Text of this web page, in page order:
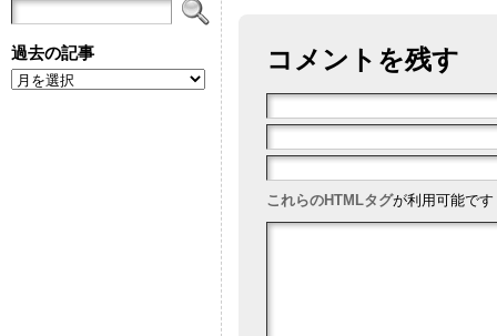
過去の記事
過
去
コメントを残す
これらのHTMLタグが利用可能です